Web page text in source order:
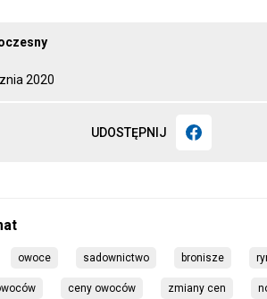
2020
UDOSTĘPNIJ
owoce sadownictwo bronisze
ceny owoców zmiany cen